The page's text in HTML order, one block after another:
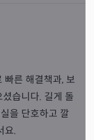
빠른 해결책과, 보
습니다. 길게 돌
을 단호하고 깔
요.